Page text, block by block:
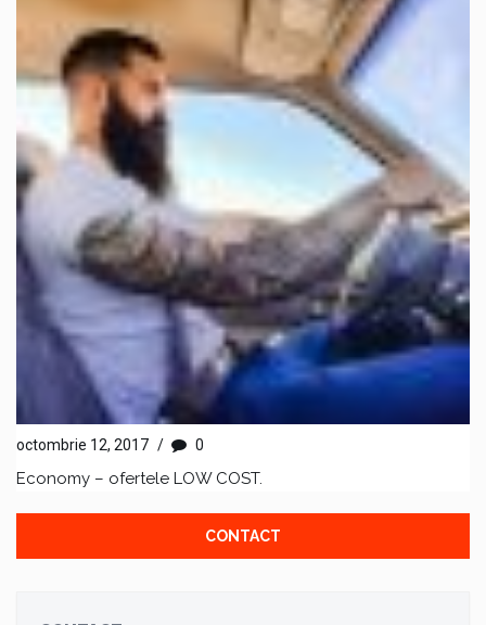
octombrie 12, 2017 / 0
Economy – ofertele LOW COST.
CONTACT